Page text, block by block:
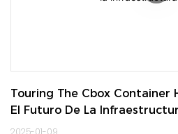
Touring The Cbox Container
El Futuro De La
2025-01-09